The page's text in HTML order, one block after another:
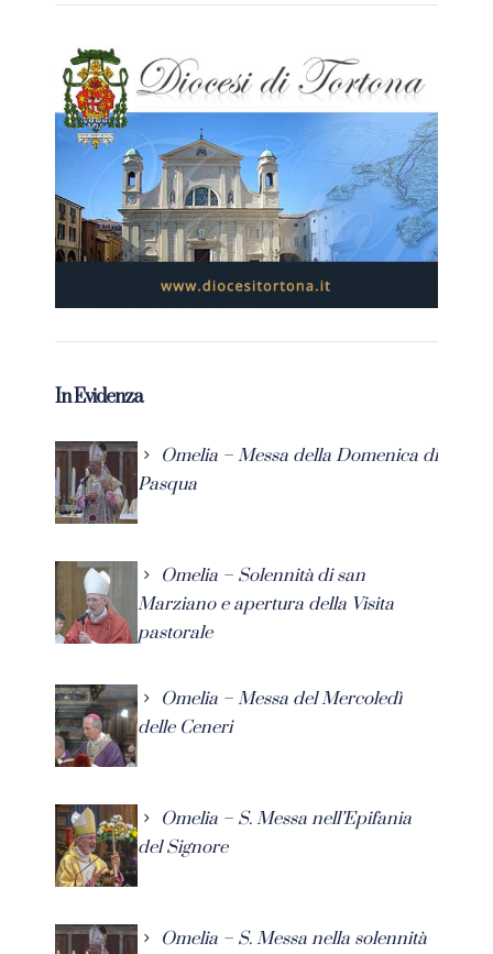
In Evidenza
Omelia – Messa della Domenica di
Pasqua
Omelia – Solennità di san
Marziano e apertura della Visita
pastorale
Omelia – Messa del Mercoledì
delle Ceneri
Omelia – S. Messa nell’Epifania
del Signore
Omelia – S. Messa nella solennità